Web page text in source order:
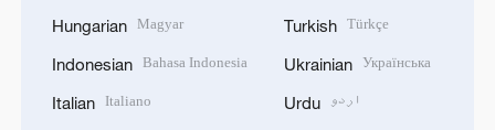
Hungarian Magyar
Indonesian Bahasa Indonesia
Italian Italiano
Turkish Türkçe
Ukrainian Українська
Urdu اردو